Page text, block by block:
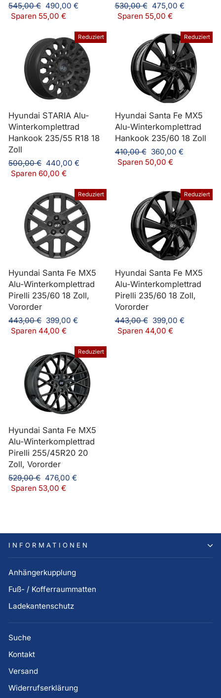
Normaler
Preis
545,00 € Sonderpreis
490,00 €
Sparen 55,00 €
Normaler
Preis
530,00 € Sonderpreis
475,00 €
Sparen 55,00 €
Reduziert
Hyundai STARIA Alu-
Winterkomplettrad
Hankook 235/55 R18 18
Zoll
Normaler
Preis
500,00 € Sonderpreis
440,00 €
Sparen 60,00 €
Reduziert
Hyundai Santa Fe MX5
Alu-Winterkomplettrad
Hankook 235/60 18 Zoll
Normaler
Preis
410,00 € Sonderpreis
360,00 €
Sparen 50,00 €
Reduziert
Hyundai Santa Fe MX5
Alu-Winterkomplettrad
Pirelli 235/60 18 Zoll,
Vororder
Normaler
Preis
443,00 € Sonderpreis
399,00 €
Sparen 44,00 €
Reduziert
Hyundai Santa Fe MX5
Alu-Winterkomplettrad
Pirelli 235/60 18 Zoll,
Vororder
Normaler
Preis
443,00 € Sonderpreis
399,00 €
Sparen 44,00 €
Reduziert
Hyundai Santa Fe MX5
Alu-Winterkomplettrad
Pirelli 255/45R20 20
Zoll, Vororder
Normaler
Preis
529,00 € Sonderpreis
476,00 €
Sparen 53,00 €
INFORMATIONEN
Anhängerkupplung
Fuß- / Kofferraummatten
Ladekantenschutz
Suche
Kontakt
Versand
Widerrufserklärung